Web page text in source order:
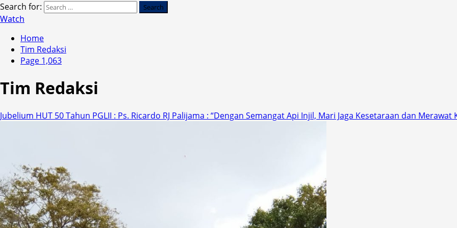
Search for:
Watch
Home
Tim Redaksi
Page 1,063
Tim Redaksi
Jubelium HUT 50 Tahun PGLII : Ps. Ricardo RJ Palijama : “Dengan Semangat Api Injil, Mari Jaga Kesetaraan dan